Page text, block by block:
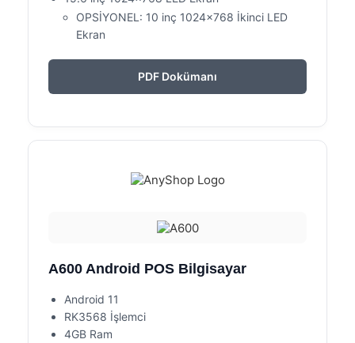
OPSİYONEL: 10 inç 1024×768 İkinci LED
Ekran
PDF Dokümanı
A600 Android POS Bilgisayar
Android 11
RK3568 İşlemci
4GB Ram